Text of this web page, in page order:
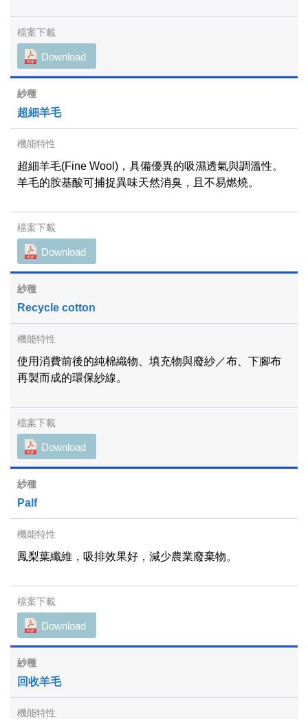
Download
超細羊毛
超細羊毛(Fine Wool)，具備優異的吸濕透氣與調溫性。
羊毛的胺基酸可捕捉異味天然消臭，且不易燃燒。
Download
Recycle cotton
使用消費前後的純棉織物、填充物與廢紗／布、下腳布
再製而成的環保紗線。
Download
Palf
鳳梨葉纖維，吸排效果好，減少農業廢棄物。
Download
回收羊毛